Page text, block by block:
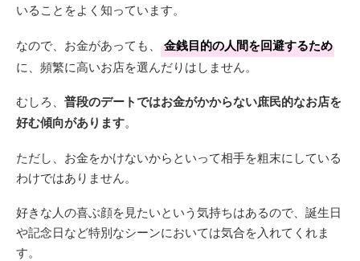
いることをよく知っています。
なので、お金があっても、 金銭目的の人間を回避するため
に、頻繁に高いお店を選んだりはしません。
むしろ、 普段のデートではお金がかからない庶民的なお店を
好む傾向があります。
ただし、お金をかけないからといって相手を粗末にしている
わけではありません。
好きな人の喜ぶ顔を見たいという気持ちはあるので、誕生日
や記念日など特別なシーンにおいては気合を入れてくれま
す。